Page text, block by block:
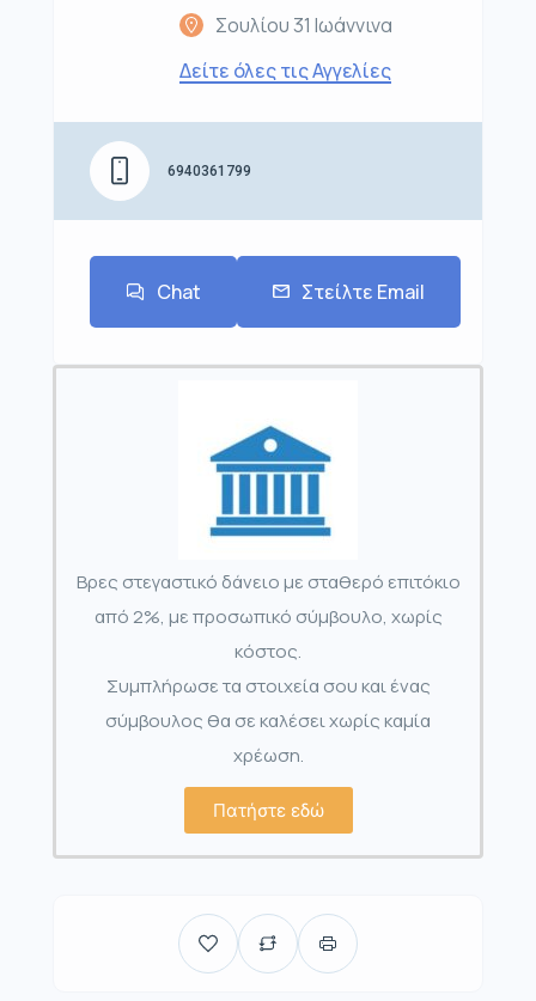
Σουλίου 31 Ιωάννινα
Δείτε όλες τις Αγγελίες
6940361799
Chat Στείλτε Email
Βρες στεγαστικό δάνειο με σταθερό επιτόκιο
από 2%, με προσωπικό σύμβουλο, χωρίς
κόστος.
Συμπλήρωσε τα στοιχεία σου και ένας
σύμβουλος θα σε καλέσει χωρίς καμία
χρέωση.
Πατήστε εδώ